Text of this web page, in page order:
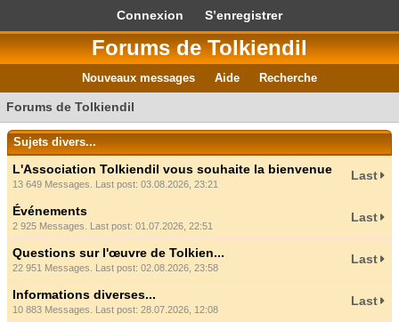
Connexion S’enregistrer
Forums de Tolkiendil
Nouveaux messages Aide Recherche
Forums de Tolkiendil
Sujets divers...
L'Association Tolkiendil vous souhaite la bienvenue
13 649 Messages. Last post: 03.08.2026, 23:21
Last
Événements
2 925 Messages. Last post: 01.07.2026, 22:51
Last
Questions sur l'œuvre de Tolkien...
22 951 Messages. Last post: 02.08.2026, 23:58
Last
Informations diverses...
10 883 Messages. Last post: 28.07.2026, 12:08
Last